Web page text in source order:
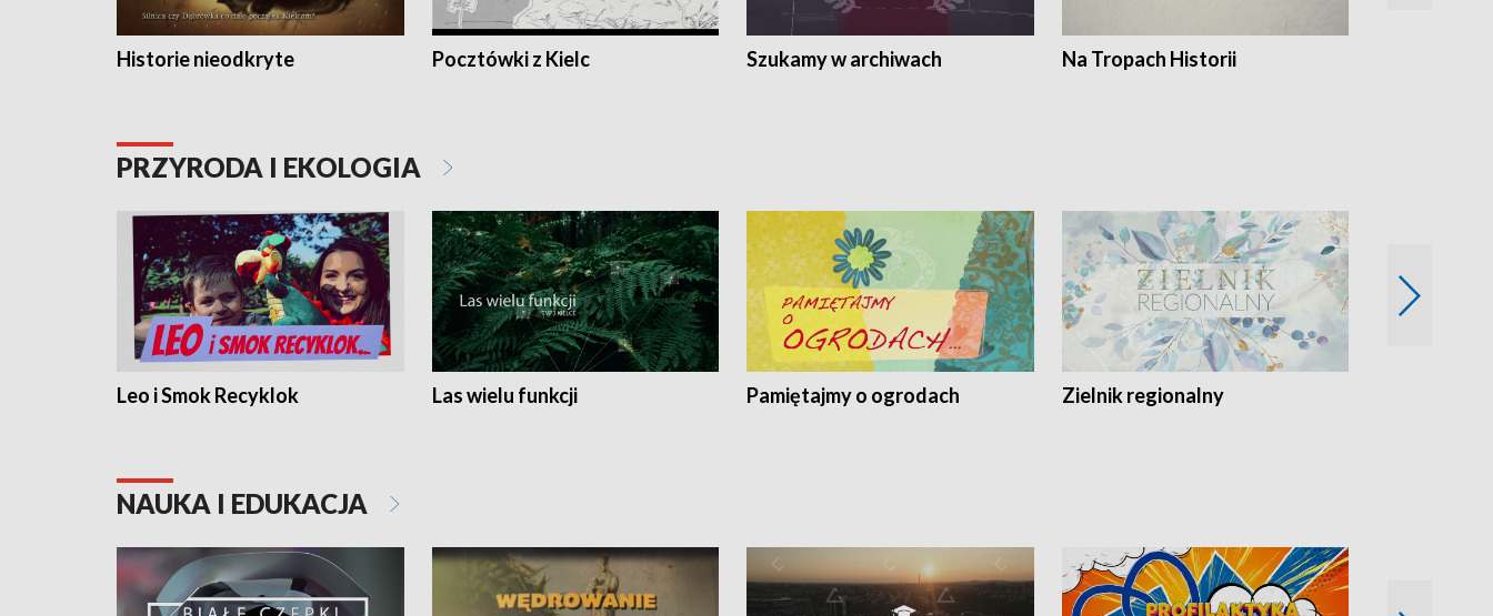
Historie nieodkryte Pocztówki z Kielc Szukamy w archiwach Na Tropach Historii
PRZYRODA I EKOLOGIA
Leo i Smok Recyklok Las wielu funkcji Pamiętajmy o ogrodach Zielnik regionalny
NAUKA I EDUKACJA